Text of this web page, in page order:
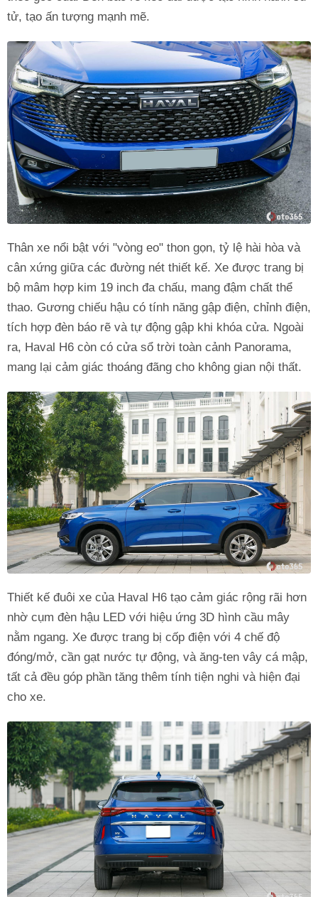
tử, tạo ấn tượng mạnh mẽ.
Thân xe nổi bật với "vòng eo" thon gọn, tỷ lệ hài hòa và
cân xứng giữa các đường nét thiết kế. Xe được trang bị
bộ mâm hợp kim 19 inch đa chấu, mang đậm chất thể
thao. Gương chiếu hậu có tính năng gập điện, chỉnh điện,
tích hợp đèn báo rẽ và tự động gập khi khóa cửa. Ngoài
ra, Haval H6 còn có cửa sổ trời toàn cảnh Panorama,
mang lại cảm giác thoáng đãng cho không gian nội thất.
Thiết kế đuôi xe của Haval H6 tạo cảm giác rộng rãi hơn
nhờ cụm đèn hậu LED với hiệu ứng 3D hình cầu mây
nằm ngang. Xe được trang bị cốp điện với 4 chế độ
đóng/mở, cần gạt nước tự động, và ăng-ten vây cá mập,
tất cả đều góp phần tăng thêm tính tiện nghi và hiện đại
cho xe.